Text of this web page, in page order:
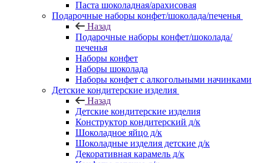
Паста шоколадная/арахисовая
Подарочные наборы конфет/шоколада/печенья
Назад
Подарочные наборы конфет/шоколада/
печенья
Наборы конфет
Наборы шоколада
Наборы конфет с алкогольными начинками
Детские кондитерские изделия
Назад
Детские кондитерские изделия
Конструктор кондитерский д/к
Шоколадное яйцо д/к
Шоколадные изделия детские д/к
Декоративная карамель д/к